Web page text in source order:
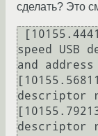
сделать? Это
speed USB
and address
descriptor
descriptor